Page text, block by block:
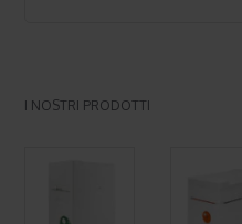
I NOSTRI PRODOTTI